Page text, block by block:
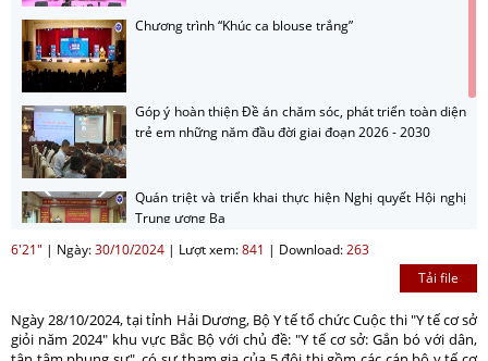
Chương trình “Khúc ca blouse trắng”
Góp ý hoàn thiện Đề án chăm sóc, phát triển toàn diện
trẻ em những năm đầu đời giai đoạn 2026 - 2030
Quán triệt và triển khai thực hiện Nghị quyết Hội nghị
Trung ương Ba
Hướng dẫn nộp sản phẩm cuộc thi sản phẩm phát
phòng bệnh năm 2026
6'21" | Ngày:30/10/2024 | Lượt xem:841 | Download:263
Tải file
Ngày 28/10/2024, tại tỉnh Hải Dương, Bộ Y tế tổ chức Cuộc thi "Y tế cơ sở
giỏi năm 2024" khu vực Bắc Bộ với chủ đề: "Y tế cơ sở: Gắn bó với dân,